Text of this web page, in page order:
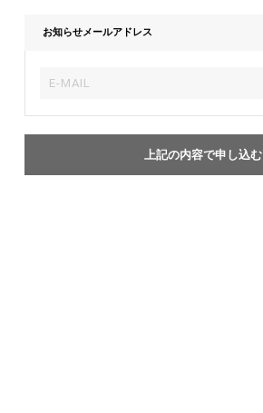
お知らせメールアドレス
上記の内容で申し込む